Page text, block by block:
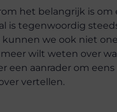
het belangrijk is om
is tegenwoordig
we ook niet
wilt weten over
een aanrader om
vertellen.